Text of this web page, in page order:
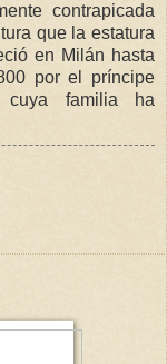
contrapicada
que la estatura
en Milán hasta
por el príncipe
cuya familia ha